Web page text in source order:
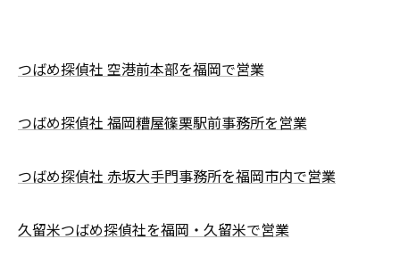
つばめ探偵社 空港前本部を福岡で営業
つばめ探偵社 福岡糟屋篠栗駅前事務所を営業
つばめ探偵社 赤坂大手門事務所を福岡市内で営業
久留米つばめ探偵社を福岡・久留米で営業